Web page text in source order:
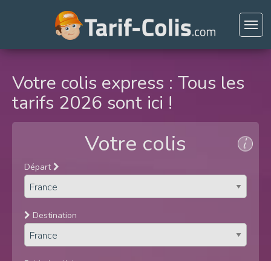
Votre colis express : Tous les
tarifs 2026 sont ici !
Votre colis
Départ
Destination